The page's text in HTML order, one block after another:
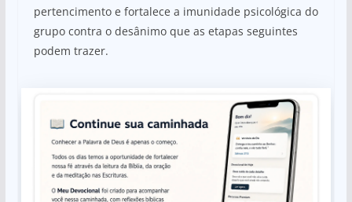
pertencimento e fortalece a imunidade psicológica do
grupo contra o desânimo que as etapas seguintes
podem trazer.